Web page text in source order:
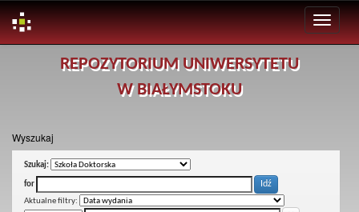
REPOZYTORIUM UNIWERSYTETU
W BIAŁYMSTOKU
Wyszukaj
Szukaj:
for
Aktualne filtry: